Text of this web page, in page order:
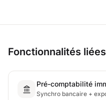
Fonctionnalités liées
Pré-comptabilité
Synchro bancaire +